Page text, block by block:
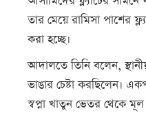
তার মেয়ে রামিসা পাশের
করা হচ্ছে।
আদালতে তিনি বলেন,
ভাঙার চেষ্টা করছিলেন।
স্বপ্না খাতুন ভেতর থেকে